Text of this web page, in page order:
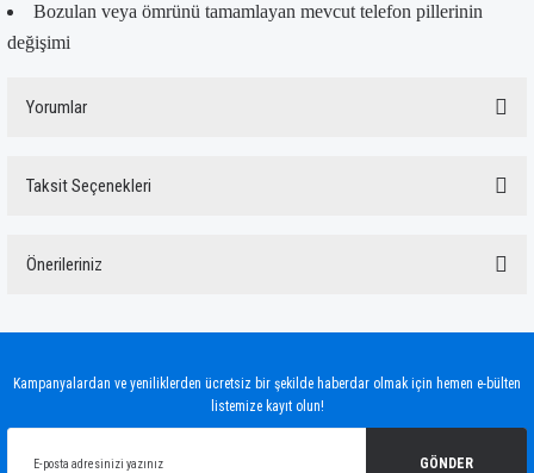
Bozulan veya ömrünü tamamlayan mevcut telefon pillerinin
değişimi
Yorumlar
Taksit Seçenekleri
Önerileriniz
Ürün açıklamasında eksik bilgiler bulunuyor.
Kampanyalardan ve yeniliklerden ücretsiz bir şekilde haberdar olmak için hemen e-bülten
listemize kayıt olun!
GÖNDER